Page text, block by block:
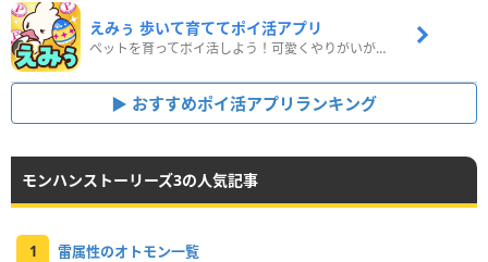
えみぅ 歩いて育ててポイ活アプリ
ペットを育ってポイ活しよう！可愛くやりがいがある新感覚アプリ
おすすめポイ活アプリランキング
モンハンストーリーズ3の人気記事
1 雷属性のオトモン一覧